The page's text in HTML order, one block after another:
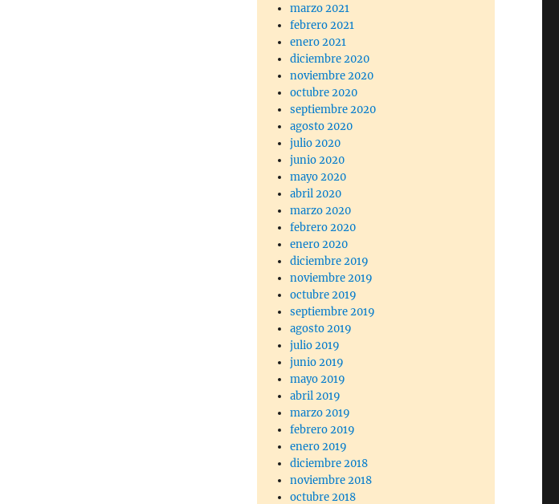
marzo 2021
febrero 2021
enero 2021
diciembre 2020
noviembre 2020
octubre 2020
septiembre 2020
agosto 2020
julio 2020
junio 2020
mayo 2020
abril 2020
marzo 2020
febrero 2020
enero 2020
diciembre 2019
noviembre 2019
octubre 2019
septiembre 2019
agosto 2019
julio 2019
junio 2019
mayo 2019
abril 2019
marzo 2019
febrero 2019
enero 2019
diciembre 2018
noviembre 2018
octubre 2018